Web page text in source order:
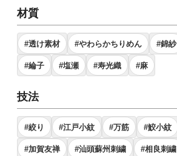
材質
#透け素材 #やわらかちりめん #錦紗
#綸子 #塩瀬 #寿光織 #麻
技法
#絞り #江戸小紋 #万筋 #鮫小紋
#加賀友禅 #汕頭蘇州刺繍 #相良刺繍